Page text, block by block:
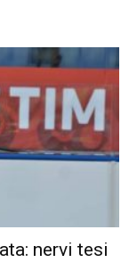
nervi tesi